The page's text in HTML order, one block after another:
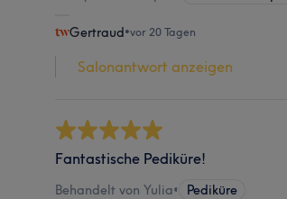
Gertraud•vor 20 Tagen
Salonantwort anzeigen
Fantastische Pediküre!
Behandelt von Yulia• Pediküre